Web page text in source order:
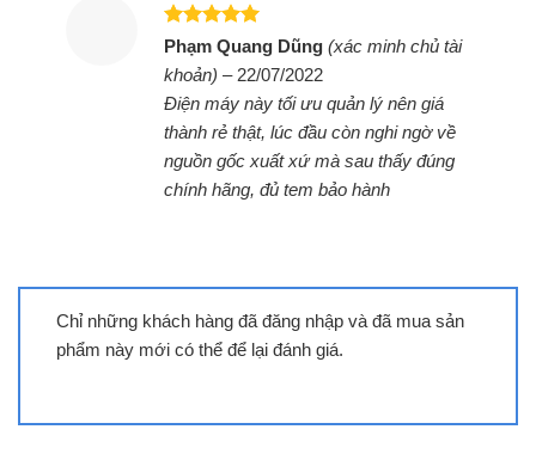
Bếp đôi điện từ Sunhouse
Được xếp
hạng
5
sao
Phạm Quang Dũng(xác minh chủ tài
khoản) – 22/07/2022
Điện máy này tối ưu quản lý nên giá
thành rẻ thật, lúc đầu còn nghi ngờ về
nguồn gốc xuất xứ mà sau thấy đúng
chính hãng, đủ tem bảo hành
Chỉ những khách hàng đã đăng nhập và đã mua sản
phẩm này mới có thể để lại đánh giá.